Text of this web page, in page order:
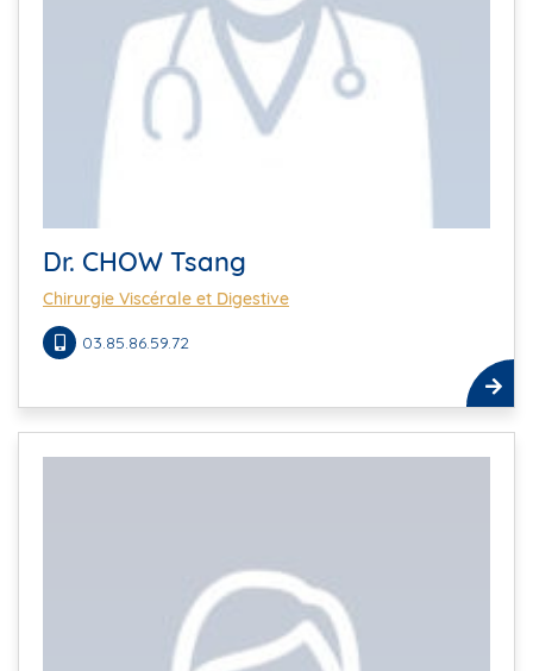
Dr. CHOW Tsang
Chirurgie Viscérale et Digestive
03.85.86.59.72